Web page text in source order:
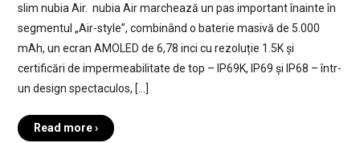
slim nubia Air. nubia Air marchează un pas important înainte în
segmentul „Air-style”, combinând o baterie masivă de 5.000
mAh, un ecran AMOLED de 6,78 inci cu rezoluție 1.5K și
certificări de impermeabilitate de top – IP69K, IP69 și IP68 – într-
un design spectaculos, […]
Read more ›